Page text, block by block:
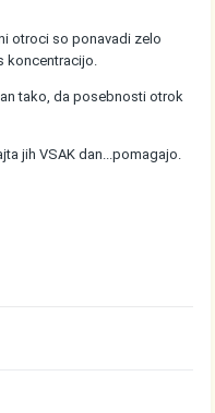
otroci so ponavadi zelo
koncentracijo.
tako, da posebnosti otrok
jih VSAK dan...pomagajo.